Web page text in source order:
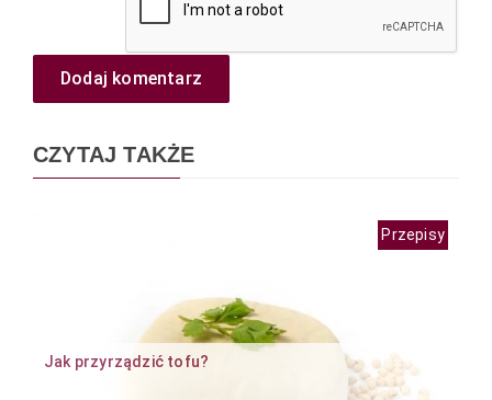
Dodaj komentarz
CZYTAJ TAKŻE
Jak przyrządzić tofu?
Przepisy